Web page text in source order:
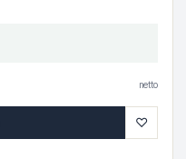
netto
♡